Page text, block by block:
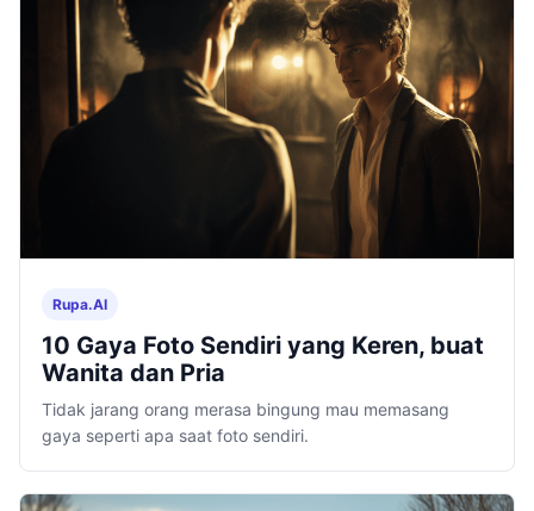
Rupa.AI
10 Gaya Foto Sendiri yang Keren, buat
Wanita dan Pria
Tidak jarang orang merasa bingung mau memasang
gaya seperti apa saat foto sendiri.